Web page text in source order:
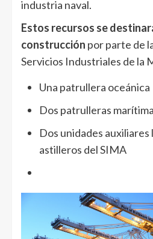
industria naval.
Estos recursos se
construcción por parte de
Servicios Industriales de la
Una patrullera oceánica
Dos patrulleras
Dos unidades auxiliares
astilleros del SIMA